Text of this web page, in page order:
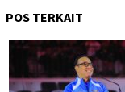
POS TERKAIT